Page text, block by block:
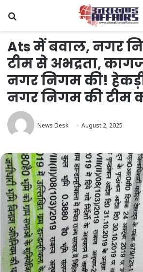
Ats में बवाल, नगर
टीम से अभद्रता,
नगर निगम की!
नगर निगम की टीम
News Desk August 2, 2025